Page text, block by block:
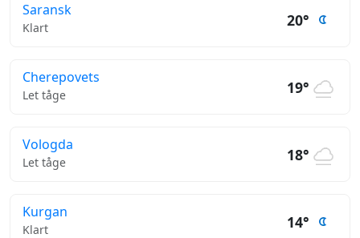
Saransk
Klart 20°
Cherepovets
Let tåge 19°
Vologda
Let tåge 18°
Kurgan
Klart 14°